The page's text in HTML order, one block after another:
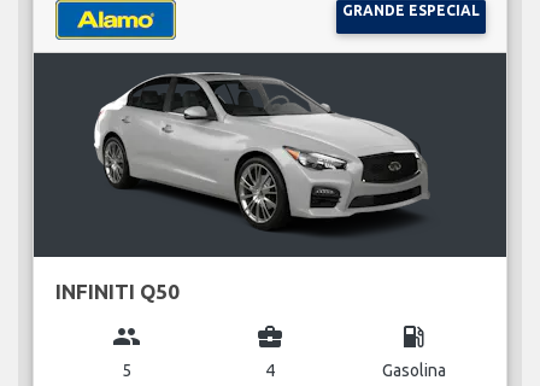
GRANDE ESPECIAL
INFINITI Q50
group
5
business_center
4
local_gas_station
Gasolina